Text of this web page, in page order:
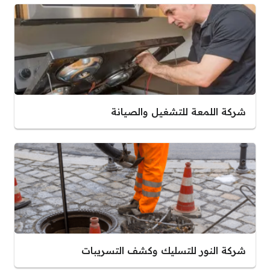
شركة اللمعة للتشغيل والصيانة
شركة النور للتسليك وكشف التسريبات